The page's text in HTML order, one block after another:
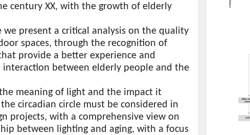
century XX, with the growth of elderly
we present a critical analysis on the quality
spaces, through the recognition of
provide a better experience and
between elderly people and the
the meaning of light and the impact it
circadian circle must be considered in
projects, with a comprehensive view on
between lighting and aging, with a focus